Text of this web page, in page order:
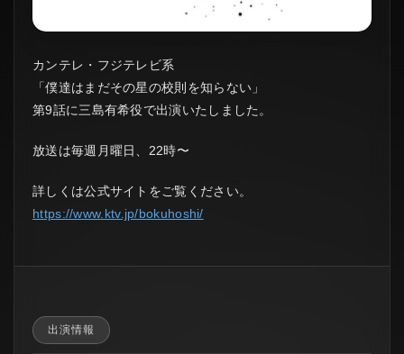
カンテレ・フジテレビ系
「僕達はまだその星の校則を知らない」
第9話に三島有希役で出演いたしました。
放送は毎週月曜日、22時〜
詳しくは公式サイトをご覧ください。
https://www.ktv.jp/bokuhoshi/
出演情報